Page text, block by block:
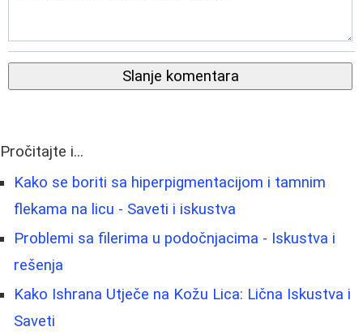
Slanje komentara
Pročitajte i...
Kako se boriti sa hiperpigmentacijom i tamnim
flekama na licu - Saveti i iskustva
Problemi sa filerima u podočnjacima - Iskustva i
rešenja
Kako Ishrana Utječe na Kožu Lica: Lična Iskustva i
Saveti